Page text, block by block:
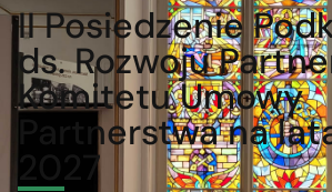
II Posiedzenie
ds. Rozwoju
Komitetu Umowy
Partnerstwa na
2027